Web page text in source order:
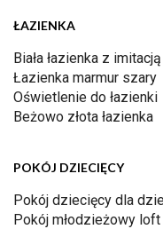
ŁAZIENKA
Biała łazienka z
Łazienka marmur szary
Oświetlenie do łazienki
Beżowo złota łazienka
POKÓJ DZIECIĘCY
Pokój dziecięcy dla
Pokój młodzieżowy loft